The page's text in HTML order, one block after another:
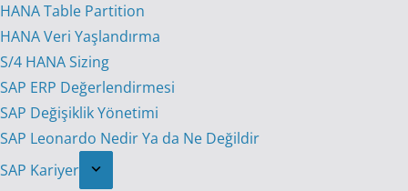
HANA Table Partition
HANA Veri Yaşlandırma
S/4 HANA Sizing
SAP ERP Değerlendirmesi
SAP Değişiklik Yönetimi
SAP Leonardo Nedir Ya da Ne Değildir
SAP Kariyer